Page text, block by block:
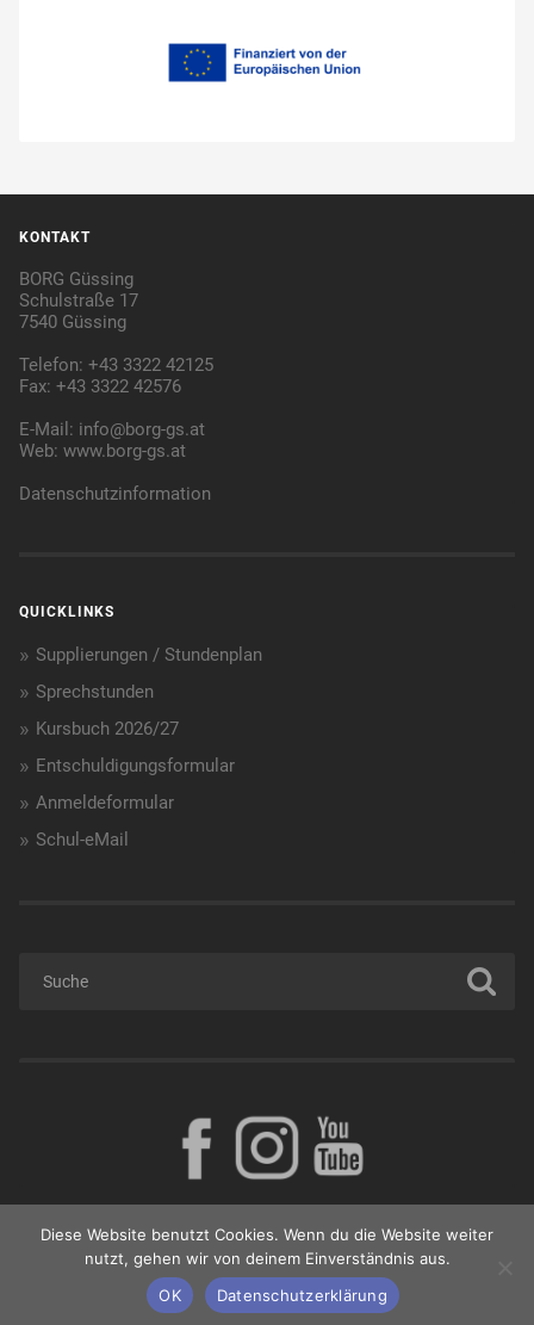
KONTAKT
BORG Güssing
Schulstraße 17
7540 Güssing
Telefon: +43 3322 42125
Fax: +43 3322 42576
E-Mail: info@borg-gs.at
Web:www.borg-gs.at
Datenschutzinformation
QUICKLINKS
Supplierungen / Stundenplan
Sprechstunden
Kursbuch 2026/27
Entschuldigungsformular
Anmeldeformular
Schul-eMail
BORG GÜSSING
Diese Website benutzt Cookies. Wenn du die Website weiter
nutzt, gehen wir von deinem Einverständnis aus.
OK
Datenschutzerklärung